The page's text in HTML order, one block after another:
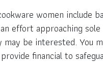
women
effort approaching
be interested.
financial to